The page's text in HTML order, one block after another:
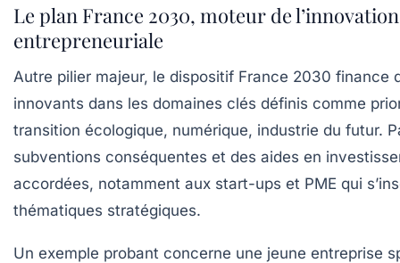
Le plan France 2030, moteur de l’innovation
entrepreneuriale
Autre pilier majeur, le dispositif France 2030 finance
innovants dans les domaines clés définis comme
transition écologique, numérique, industrie du futur.
subventions conséquentes et des aides en
accordées, notamment aux start-ups et PME qui
thématiques stratégiques.
Un exemple probant concerne une jeune entreprise